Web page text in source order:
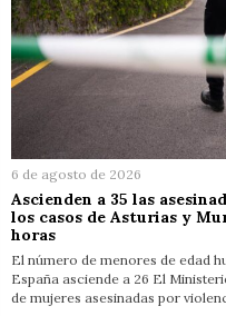
6 de agosto de 2026
Ascienden a 35 las
los casos de Asturias y
horas
El número de menores de edad
España asciende a 26 El
de mujeres asesinadas por